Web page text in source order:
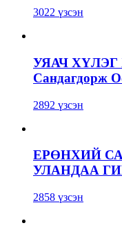
3022 үзсэн
УЯАЧ ХҮЛЭГ
Сандагдорж
2892 үзсэн
ЕРӨНХИЙ
УЛАНДАА
2858 үзсэн